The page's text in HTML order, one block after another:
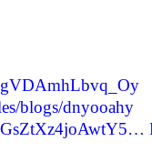
blogs/dnyooahy